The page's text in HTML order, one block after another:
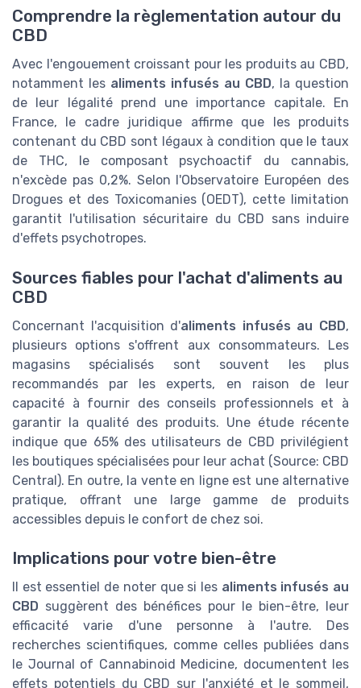
Comprendre la règlementation autour du
CBD
Avec l'engouement croissant pour les produits au CBD,
notamment les aliments infusés au CBD, la question
de leur légalité prend une importance capitale. En
France, le cadre juridique affirme que les produits
contenant du CBD sont légaux à condition que le taux
de THC, le composant psychoactif du cannabis,
n'excède pas 0,2%. Selon l'Observatoire Européen des
Drogues et des Toxicomanies (OEDT), cette limitation
garantit l'utilisation sécuritaire du CBD sans induire
d'effets psychotropes.
Sources fiables pour l'achat d'aliments au
CBD
Concernant l'acquisition d'aliments infusés au CBD,
plusieurs options s'offrent aux consommateurs. Les
magasins spécialisés sont souvent les plus
recommandés par les experts, en raison de leur
capacité à fournir des conseils professionnels et à
garantir la qualité des produits. Une étude récente
indique que 65% des utilisateurs de CBD privilégient
les boutiques spécialisées pour leur achat (Source: CBD
Central). En outre, la vente en ligne est une alternative
pratique, offrant une large gamme de produits
accessibles depuis le confort de chez soi.
Implications pour votre bien-être
Il est essentiel de noter que si les aliments infusés au
CBD suggèrent des bénéfices pour le bien-être, leur
efficacité varie d'une personne à l'autre. Des
recherches scientifiques, comme celles publiées dans
le Journal of Cannabinoid Medicine, documentent les
effets potentiels du CBD sur l'anxiété et le sommeil,